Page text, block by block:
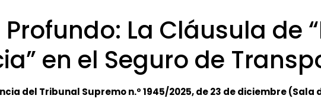
La Cláusula de
en el Seguro de
del Tribunal Supremo n.º 1945/2025, de 23 de diciembre (Sala